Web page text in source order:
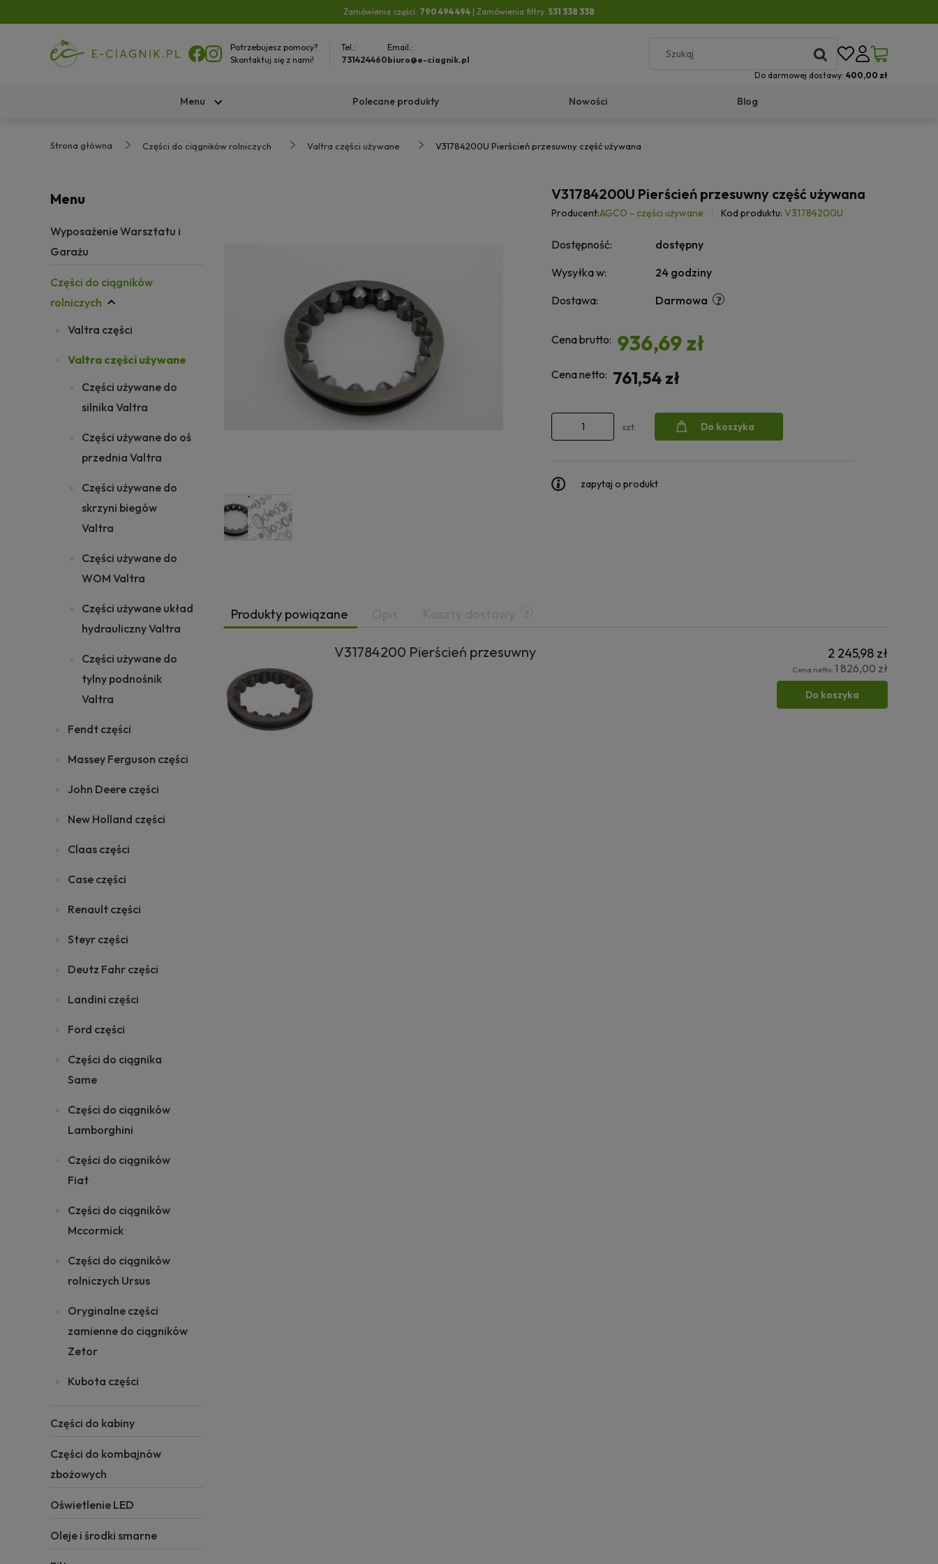
Zamówienia części: 790 494 494 | Zamówienia filtry: 531 338 338
Potrzebujesz pomocy?
Skontaktuj się z nami!
Tel.:
731424460
Email.:
biuro@e-ciagnik.pl
Do darmowej dostawy: 400,00 zł
Menu Polecane produkty Nowości Blog
Strona główna Części do ciągników rolniczych Valtra części używane V31784200U Pierścień przesuwny część używana
Menu
Wyposażenie Warsztatu i
Garażu
Części do ciągników
rolniczych
Valtra części
Valtra części używane
Części używane do
silnika Valtra
Części używane do oś
przednia Valtra
Części używane do
skrzyni biegów
Valtra
Części używane do
WOM Valtra
Części używane układ
hydrauliczny Valtra
Części używane do
tylny podnośnik
Valtra
Fendt części
Massey Ferguson części
John Deere części
New Holland części
Claas części
Case części
Renault części
Steyr części
Deutz Fahr części
Landini części
Ford części
Części do ciągnika
Same
Części do ciągników
Lamborghini
Części do ciągników
Fiat
Części do ciągników
Mccormick
Części do ciągników
rolniczych Ursus
Oryginalne części
zamienne do ciągników
Zetor
Kubota części
Części do kabiny
Części do kombajnów
zbożowych
Oświetlenie LED
Oleje i środki smarne
V31784200U Pierścień przesuwny część używana
Producent:AGCO - części używane Kod produktu: V31784200U
Dostępność:
dostępny
Wysyłka w:
24 godziny
Dostawa:
Darmowa
Cena brutto: 936,69 zł
Cena netto: 761,54 zł
szt. Do koszyka
zapytaj o produkt
Produkty powiązane
V31784200 Pierścień przesuwny 2 245,98 zł
Cena netto: 1 826,00 zł
Do koszyka